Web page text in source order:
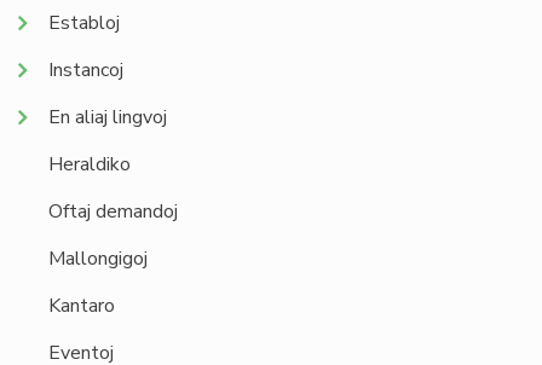
Establoj
Instancoj
En aliaj lingvoj
Heraldiko
Oftaj demandoj
Mallongigoj
Kantaro
Eventoj